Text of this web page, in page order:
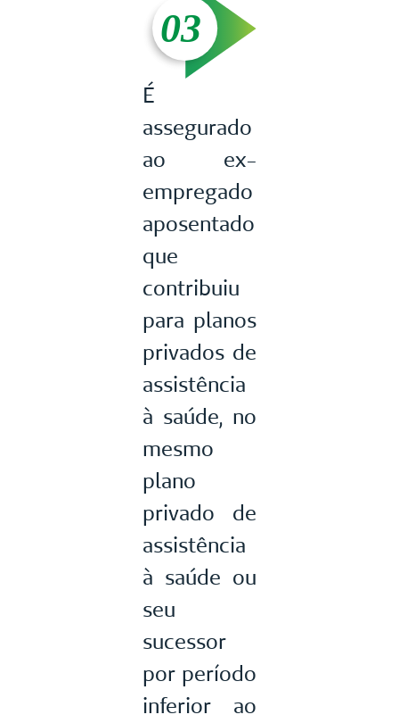
É
assegurado
ao ex-
empregado
aposentado
que
contribuiu
para planos
privados de
assistência
à saúde, no
mesmo
plano
privado de
assistência
à saúde ou
seu
sucessor
por período
inferior ao